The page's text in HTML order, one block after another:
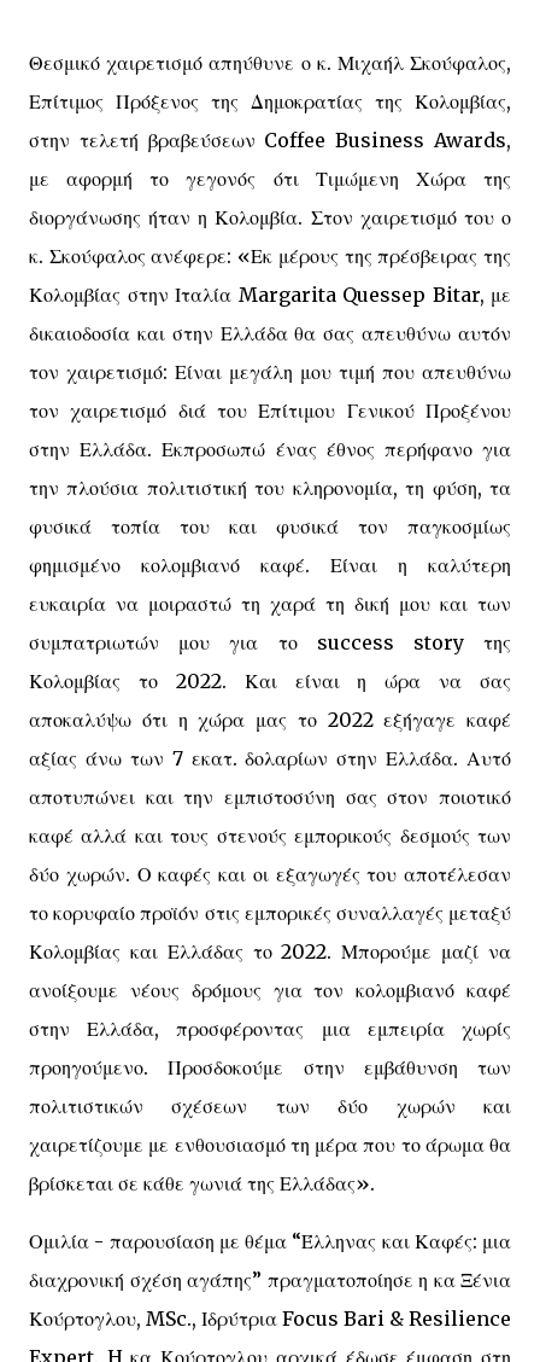
Θεσμικό χαιρετισμό απηύθυνε ο κ. Μιχαήλ Σκούφαλος,
Επίτιμος Πρόξενος της Δημοκρατίας της Κολομβίας,
στην τελετή βραβεύσεων Coffee Business Awards,
με αφορμή το γεγονός ότι Τιμώμενη Χώρα της
διοργάνωσης ήταν η Κολομβία. Στον χαιρετισμό του ο
κ. Σκούφαλος ανέφερε: «Εκ μέρους της πρέσβειρας της
Κολομβίας στην Ιταλία Margarita Quessep Bitar, με
δικαιοδοσία και στην Ελλάδα θα σας απευθύνω αυτόν
τον χαιρετισμό: Είναι μεγάλη μου τιμή που απευθύνω
τον χαιρετισμό διά του Επίτιμου Γενικού Προξένου
στην Ελλάδα. Εκπροσωπώ ένας έθνος περήφανο για
την πλούσια πολιτιστική του κληρονομία, τη φύση, τα
φυσικά τοπία του και φυσικά τον παγκοσμίως
φημισμένο κολομβιανό καφέ. Είναι η καλύτερη
ευκαιρία να μοιραστώ τη χαρά τη δική μου και των
συμπατριωτών μου για το success story της
Κολομβίας το 2022. Και είναι η ώρα να σας
αποκαλύψω ότι η χώρα μας το 2022 εξήγαγε καφέ
αξίας άνω των 7 εκατ. δολαρίων στην Ελλάδα. Αυτό
αποτυπώνει και την εμπιστοσύνη σας στον ποιοτικό
καφέ αλλά και τους στενούς εμπορικούς δεσμούς των
δύο χωρών. Ο καφές και οι εξαγωγές του αποτέλεσαν
το κορυφαίο προϊόν στις εμπορικές συναλλαγές μεταξύ
Κολομβίας και Ελλάδας το 2022. Μπορούμε μαζί να
ανοίξουμε νέους δρόμους για τον κολομβιανό καφέ
στην Ελλάδα, προσφέροντας μια εμπειρία χωρίς
προηγούμενο. Προσδοκούμε στην εμβάθυνση των
πολιτιστικών σχέσεων των δύο χωρών και
χαιρετίζουμε με ενθουσιασμό τη μέρα που το άρωμα θα
βρίσκεται σε κάθε γωνιά της Ελλάδας».
Ομιλία - παρουσίαση με θέμα “Έλληνας και Καφές: μια
διαχρονική σχέση αγάπης” πραγματοποίησε η κα Ξένια
Κούρτογλου, MSc., Ιδρύτρια Focus Bari & Resilience
Expert. H κα Κούρτογλου αρχικά έδωσε έμφαση στη